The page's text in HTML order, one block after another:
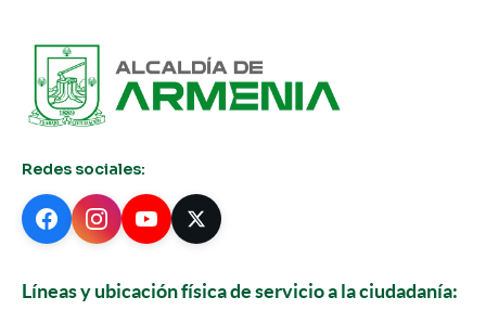
Redes sociales:
Líneas y ubicación física de servicio a la ciudadanía: